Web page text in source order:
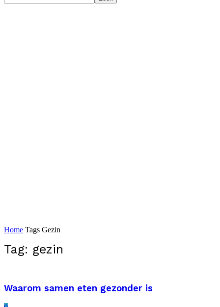
Home Tags Gezin
Tag: gezin
Waarom samen eten gezonder is